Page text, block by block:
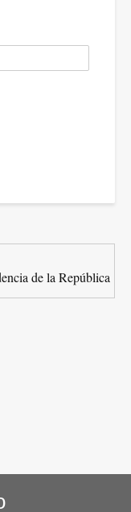
de la República